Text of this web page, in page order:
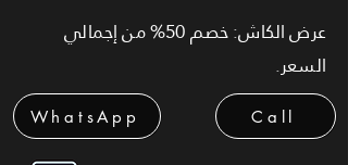
عرض الكاش: خصم 50% من إجمالي
السعر.
WhatsApp Call